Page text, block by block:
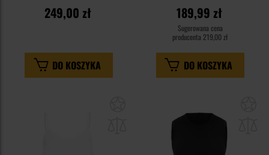
249,00 zł
DO KOSZYKA
189,99 zł
Sugerowana cena
producenta 219,00 zł
DO KOSZYKA